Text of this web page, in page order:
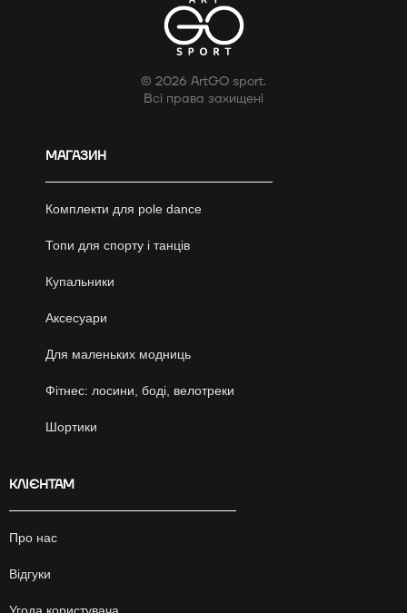
© 2026 ArtGO sport.
Всі права захищені
МАГАЗИН
Комплекти для pole dance
Топи для спорту і танців
Купальники
Аксесуари
Для маленьких модниць
Фітнес: лосини, боді, велотреки
Шортики
КЛІЄНТАМ
Про нас
Відгуки